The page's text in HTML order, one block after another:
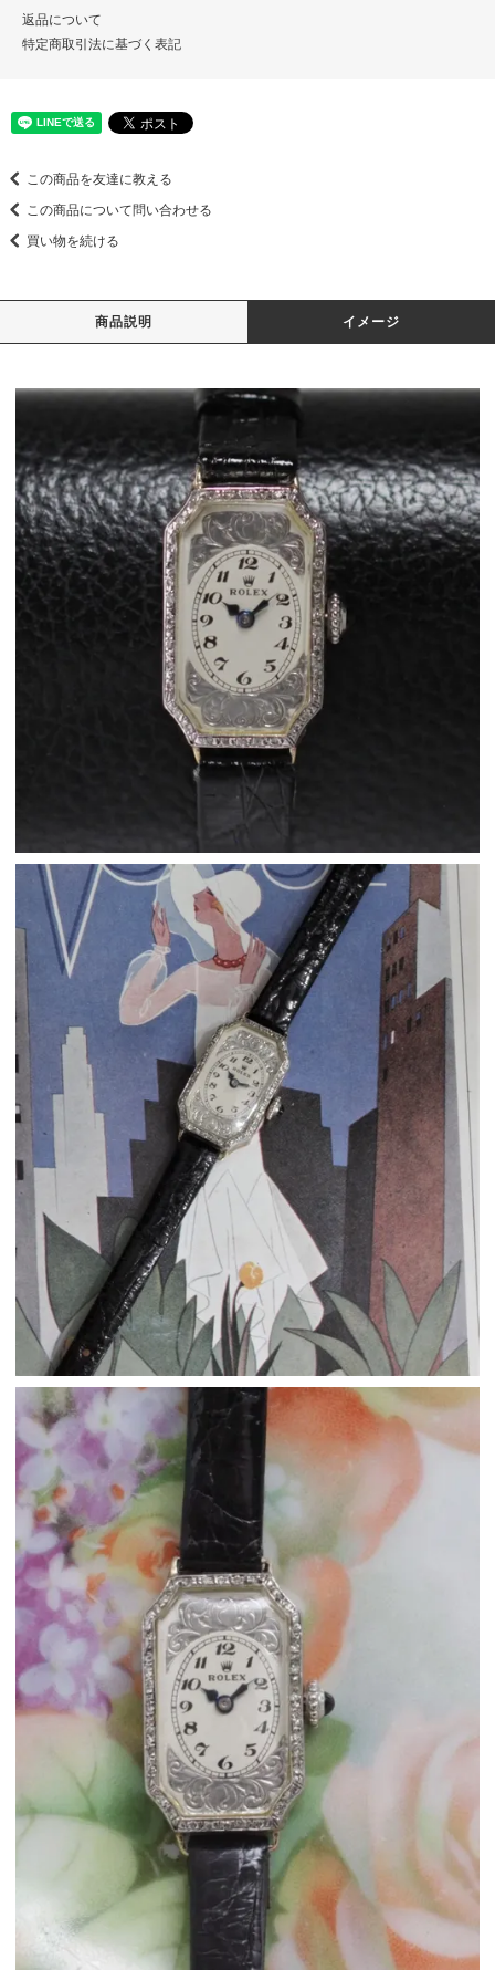
返品について
特定商取引法に基づく表記
この商品を友達に教える
この商品について問い合わせる
買い物を続ける
商品説明 イメージ